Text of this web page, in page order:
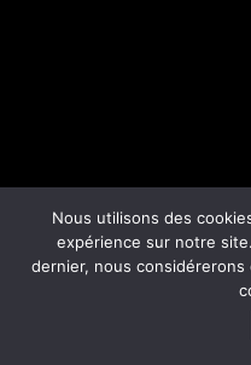
Nous utilisons des
expérience sur notre
dernier, nous